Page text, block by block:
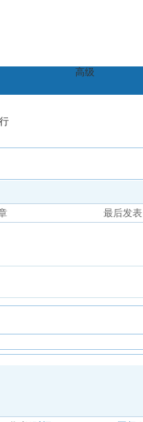
高级
最后发表